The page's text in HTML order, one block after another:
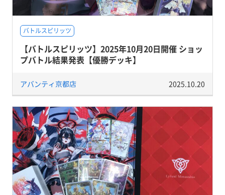
バトルスピリッツ
【バトルスピリッツ】2025年10月20日開催 ショッ
プバトル結果発表【優勝デッキ】
アバンティ京都店 2025.10.20